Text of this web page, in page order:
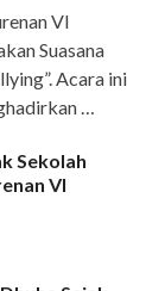
VI
Suasana
Acara ini
…
Sekolah
VI